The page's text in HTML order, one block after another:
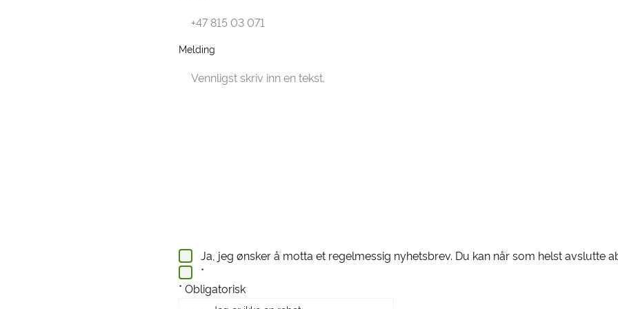
Melding
Ja, jeg ønsker å motta et regelmessig nyhetsbrev. Du kan når som helst avslutte
*
* Obligatorisk